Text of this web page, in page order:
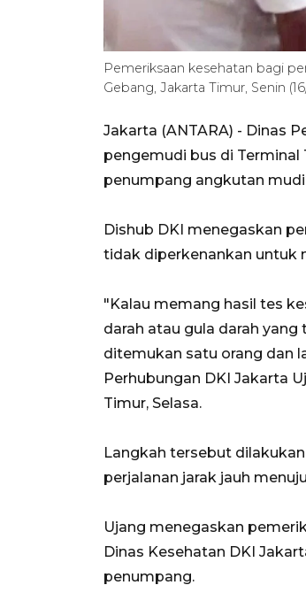
Pemeriksaan kesehatan bagi
Gebang, Jakarta Timur, Senin
Jakarta (ANTARA) - Dinas
pengemudi bus di Terminal
penumpang angkutan
Dishub DKI menegaskan
tidak diperkenankan untuk
"Kalau memang hasil tes
darah atau gula darah
ditemukan satu orang dan
Perhubungan DKI Jakarta
Timur, Selasa.
Langkah tersebut
perjalanan jarak jauh
Ujang menegaskan
Dinas Kesehatan DKI
penumpang.